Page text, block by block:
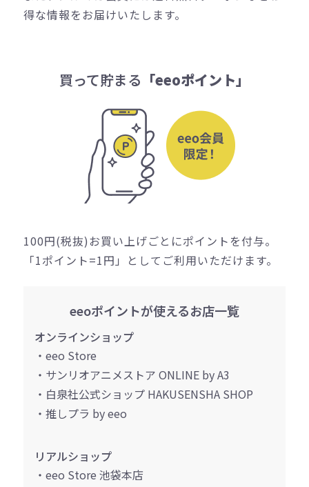
得な情報をお届けいたします。
買って貯まる 「eeoポイント」
100円(税抜)お買い上げごとにポイントを付与。
「1ポイント=1円」としてご利用いただけます。
eeoポイントが使えるお店一覧
オンラインショップ
・eeo Store
・サンリオアニメストア ONLINE by A3
・白泉社公式ショップ HAKUSENSHA SHOP
・推しプラ by eeo
リアルショップ
・eeo Store 池袋本店